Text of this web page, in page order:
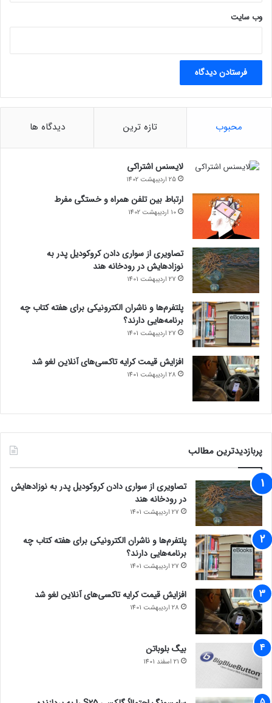
ت
؟
وب‌ سایت
محبوب تازه ترین دیدگاه ها
لایسنس اشتراکی
25 اردیبهشت 1402
ارتباط بین تلفن همراه و خستگی مفرط
10 اردیبهشت 1402
تصاویری از سواری دادن کروکودیل پدر به
نوزادهایش در رودخانه هند
27 اردیبهشت 1401
پلتفرم‌ها و ناشران الکترونیکی برای هفته کتاب چه
برنامه‌هایی دارند؟
27 اردیبهشت 1401
افزایش قیمت کرایه تاکسی‌های آنلاین لغو شد
28 اردیبهشت 1401
پربازدیدترین مطالب
تصاویری از سواری دادن کروکودیل پدر به نوزادهایش
در رودخانه هند
27 اردیبهشت 1401
پلتفرم‌ها و ناشران الکترونیکی برای هفته کتاب چه
برنامه‌هایی دارند؟
27 اردیبهشت 1401
افزایش قیمت کرایه تاکسی‌های آنلاین لغو شد
28 اردیبهشت 1401
بیگ بلوباتن
21 اسفند 1401